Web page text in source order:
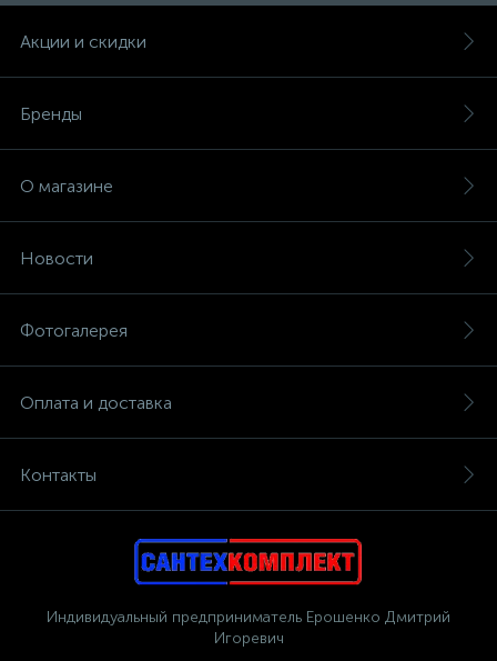
Акции и скидки
Бренды
О магазине
Новости
Фотогалерея
Оплата и доставка
Контакты
Индивидуальный предприниматель Ерошенко Дмитрий
Игоревич